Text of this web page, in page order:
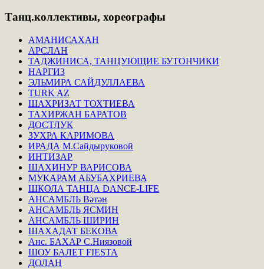
Танц.коллективы, хореографы
АМАНИСАХАН
АРСЛАН
ТАДЖИНИСА, ТАНЦУЮЩИЕ БУТОНЧИКИ
НАРГИЗ
ЭЛЬМИРА САЙДУЛЛАЕВА
TURK AZ
ШАХРИЗАТ ТОХТИЕВА
ТАХИРЖАН БАРАТОВ
ДОСТЛУК
ЗУХРА КАРИМОВА
ИРАДА М.Сайдыруковой
ИНТИЗАР
ШАХИНУР ВАРИСОВА
МУКАРАМ АБУБАХРИЕВА
ШКОЛА ТАНЦА DANCE-LIFE
АНСАМБЛЬ Вәтән
АНСАМБЛЬ ЯСМИН
АНСАМБЛЬ ШИРИН
ШАХАДАТ БЕКОВА
Анс. БАХАР С.Ниязовой
ШОУ БАЛЕТ FIESTA
ДОЛАН